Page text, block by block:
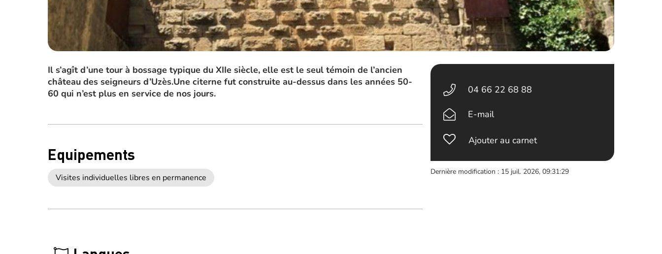
Il s’agît d’une tour à bossage typique du XIIe siècle, elle est le seul témoin de l’ancien
château des seigneurs d’Uzès.Une citerne fut construite au-dessus dans les années 50-
60 qui n’est plus en service de nos jours.
Equipements
Visites individuelles libres en permanence
04 66 22 68 88
E-mail
Ajouter au carnet
Dernière modification : 15 juil. 2026, 09:31:29